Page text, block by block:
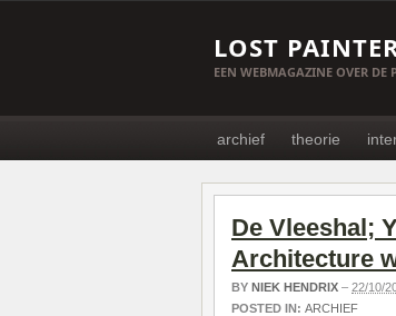
LOST
EEN WEBMAGAZINE OVER DE
archief theorie
De Vleeshal;
Architecture
BY NIEK HENDRIX – 22/10/
POSTED IN: ARCHIEF